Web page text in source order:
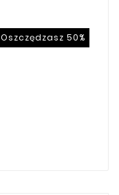
Oszczędzasz 50%